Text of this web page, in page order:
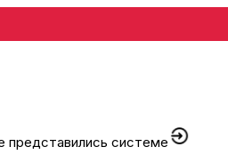
представились системе